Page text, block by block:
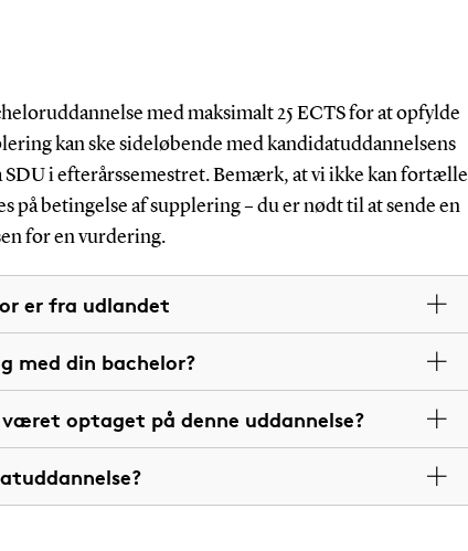
med maksimalt 25 ECTS for at opfylde
kan ske sideløbende med kandidatuddannelsens
SDU i efterårssemestret. Bemærk, at vi ikke kan fortælle
på betingelse af supplering – du er nødt til at sende en
for en vurdering.
er fra udlandet
med din bachelor?
optaget på denne uddannelse?